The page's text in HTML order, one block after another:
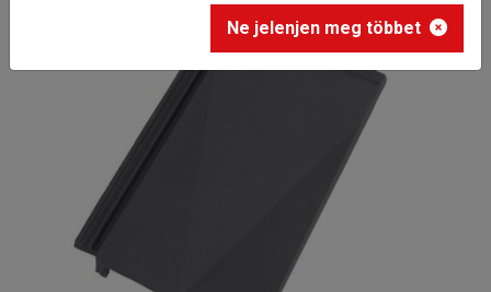
Ne jelenjen meg többet